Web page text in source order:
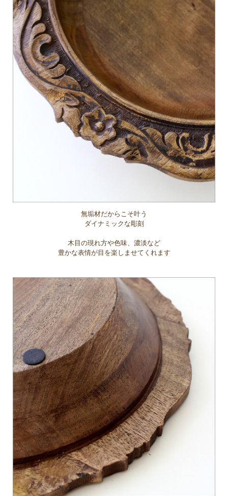
無垢材だからこそ叶う
ダイナミックな彫刻
木目の現れ方や色味、濃淡など
豊かな表情が目を楽しませてくれます